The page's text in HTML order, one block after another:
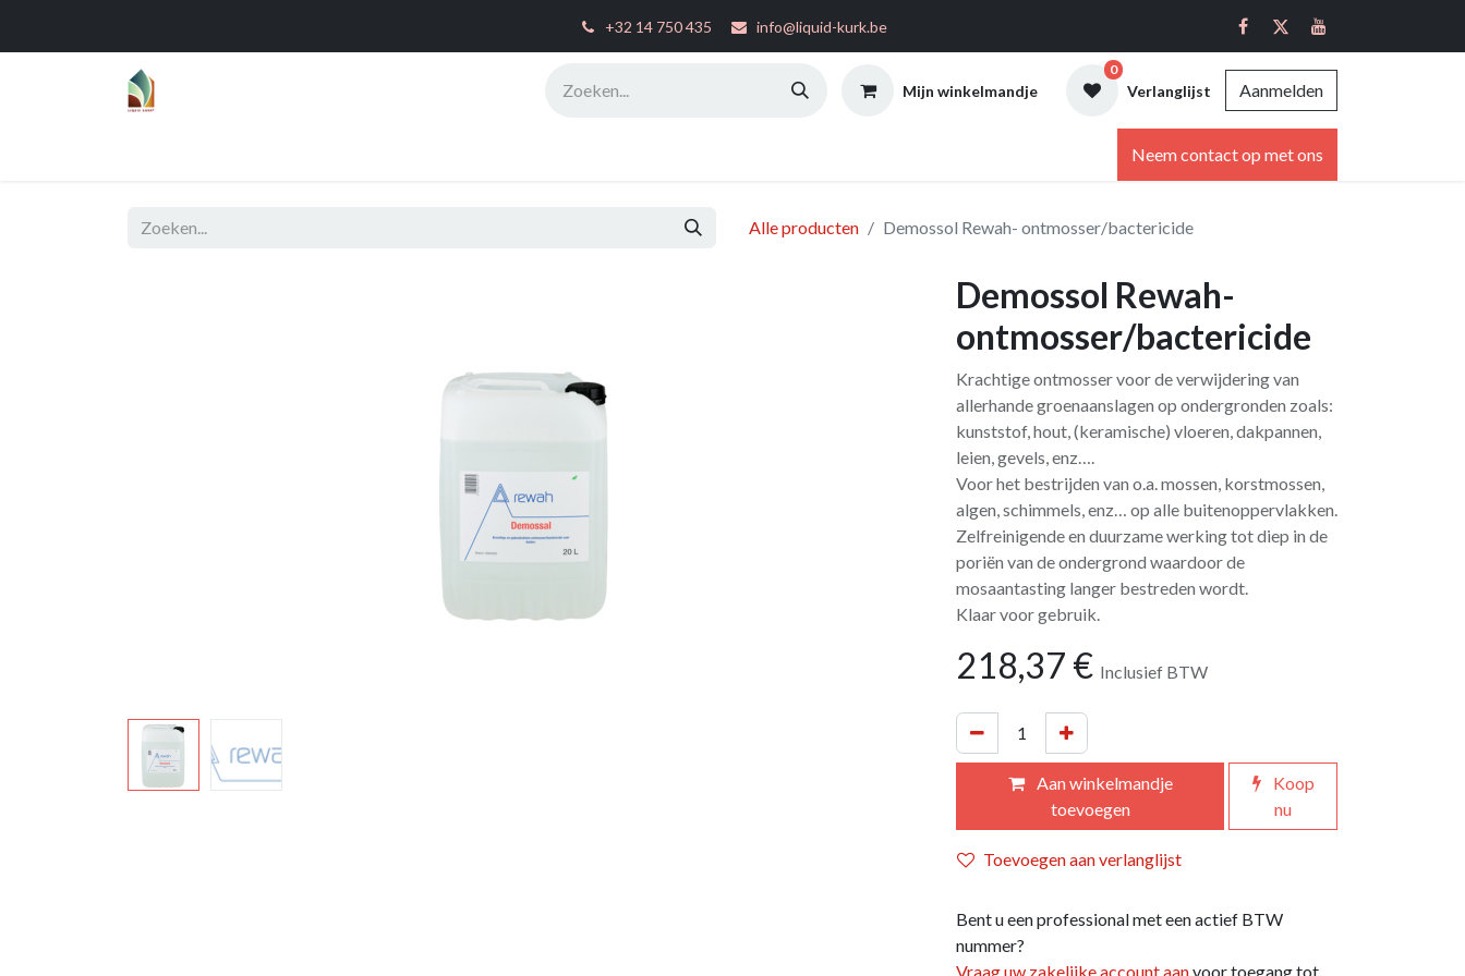
+32 14 750 435 info@liquid-kurk.be
Mijn winkelmandje
0
Verlanglijst Aanmelden
Neem contact op met ons
Alle producten Demossol Rewah- ontmosser/bactericide
Demossol Rewah-
ontmosser/bactericide
Krachtige ontmosser voor de verwijdering van
allerhande groenaanslagen op ondergronden zoals:
kunststof, hout, (keramische) vloeren, dakpannen,
leien, gevels, enz….
Voor het bestrijden van o.a. mossen, korstmossen,
algen, schimmels, enz… op alle buitenoppervlakken.
Zelfreinigende en duurzame werking tot diep in de
poriën van de ondergrond waardoor de
mosaantasting langer bestreden wordt.
Klaar voor gebruik.
218,37 € Inclusief BTW
Aan winkelmandje
toevoegen
Koop
nu
Toevoegen aan verlanglijst
Bent u een professional met een actief BTW
nummer?
Vraag uw zakelijke account aanvoor toegang tot